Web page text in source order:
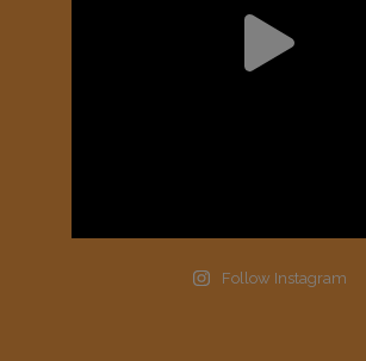
Follow Instagram